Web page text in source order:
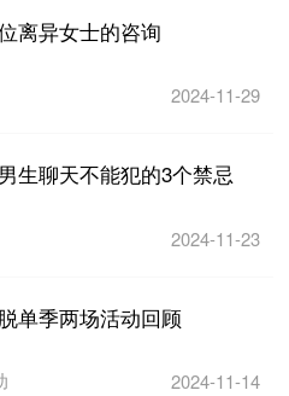
离异女士的咨询
2024-11-29
生聊天不能犯的3个禁忌
2024-11-23
单季两场活动回顾
2024-11-14